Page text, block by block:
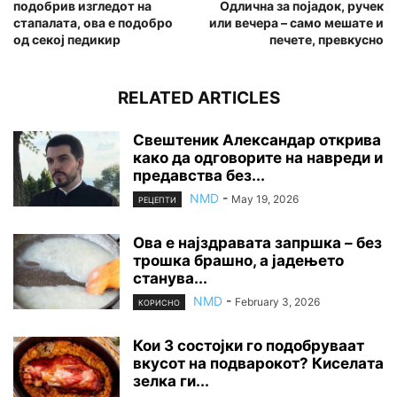
подобрив изгледот на
стапалата, ова е подобро
од секој педикир
Одлична за појадок, ручек
или вечера – само мешате и
печете, превкусно
RELATED ARTICLES
Свештеник Александар открива
како да одговорите на навреди и
предавства без...
РЕЦЕПТИ NMD - May 19, 2026
Ова е најздравата запршка – без
трошка брашно, а јадењето
станува...
КОРИСНО NMD - February 3, 2026
Кои 3 состојки го подобруваат
вкусот на подварокот? Киселата
зелка ги...